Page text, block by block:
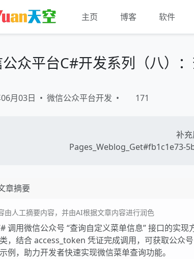
主页 博客 软件
众平台C#开发系列（八）
月03日 • 微信公众平台开发 • 171
补
Pages_Weblog_Get#fb1c1e73-
章摘要
由人工摘要内容，并由AI根据文章内容进行润色
调用微信公众号 “查询自定义菜单信息” 接口的实
，结合 access_token 凭证完成调用，可获取公众
例，助力开发者快速实现微信菜单查询功能。